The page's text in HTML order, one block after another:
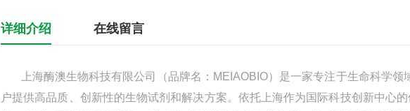
详细介绍 在线留言
上海酶澳生物科技有限公司（品牌名：MEIAOBIO）是一家专注于生命科学领
户提供高品质、创新性的生物试剂和解决方案。依托上海作为国际科技创新中心